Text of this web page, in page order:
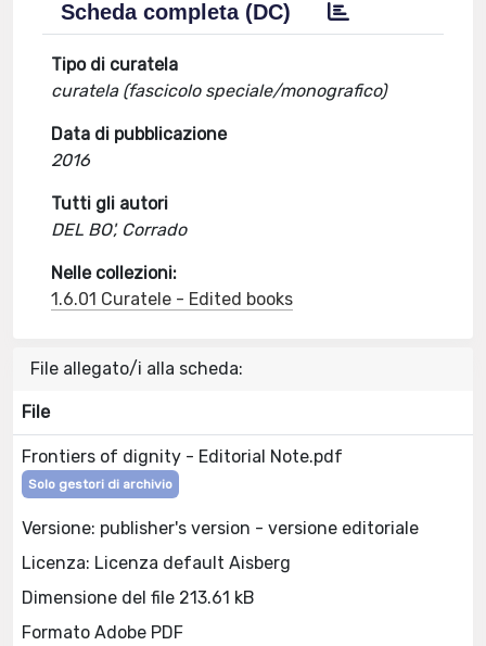
Scheda completa (DC)
Tipo di curatela
curatela (fascicolo speciale/monografico)
Data di pubblicazione
2016
Tutti gli autori
DEL BO', Corrado
Nelle collezioni:
1.6.01 Curatele - Edited books
File allegato/i alla scheda:
File
Frontiers of dignity - Editorial Note.pdf
Solo gestori di archivio
Versione: publisher's version - versione editoriale
Licenza: Licenza default Aisberg
Dimensione del file 213.61 kB
Formato Adobe PDF